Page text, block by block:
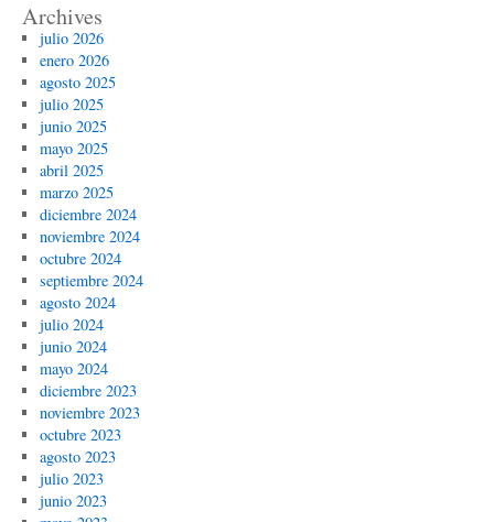
Archives
julio 2026
enero 2026
agosto 2025
julio 2025
junio 2025
mayo 2025
abril 2025
marzo 2025
diciembre 2024
noviembre 2024
octubre 2024
septiembre 2024
agosto 2024
julio 2024
junio 2024
mayo 2024
diciembre 2023
noviembre 2023
octubre 2023
agosto 2023
julio 2023
junio 2023